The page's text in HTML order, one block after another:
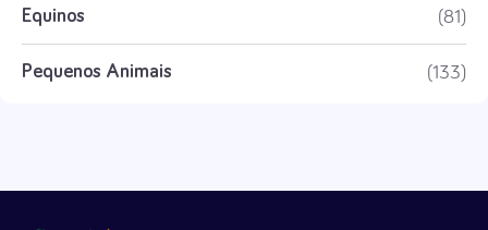
Equinos (81)
Pequenos Animais (133)